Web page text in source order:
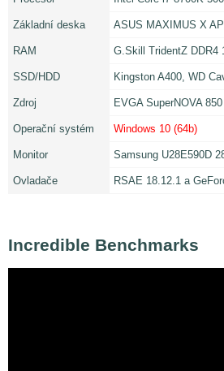
Základní deska ASUS MAXIMUS X
RAM G.Skill TridentZ DDR4
SSD/HDD Kingston A400, WD
Zdroj EVGA SuperNOVA
Operační systém Windows 10 (64b)
Monitor Samsung U28E590D
Ovladače RSAE 18.12.1 a
Incredible Benchmarks